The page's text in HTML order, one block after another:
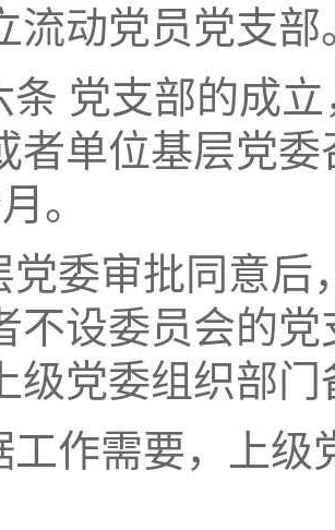
流动党员党支部
条 党支部的成
者单位基层党
。
党委审批同意后
不设委员会的
级党委组织部门
工作需要，上级